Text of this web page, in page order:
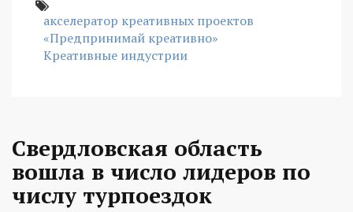
акселератор креативных проектов
«Предпринимай креативно»
Креативные индустрии
Свердловская область
вошла в число лидеров по
числу турпоездок